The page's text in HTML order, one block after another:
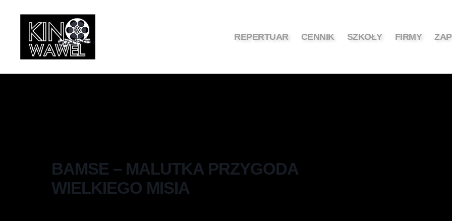
REPERTUAR CENNIK SZKOŁY FIRMY
BAMSE – MALUTKA PRZYGODA
WIELKIEGO MISIA